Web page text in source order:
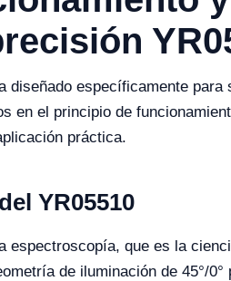
diseñado específicamente
en el principio de
práctica.
YR05510
espectroscopía, que es la
de iluminación de 45°/